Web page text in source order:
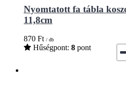
Nyomtatott fa tábla
11,8cm
870 Ft / db
Hűségpont: 8 pont